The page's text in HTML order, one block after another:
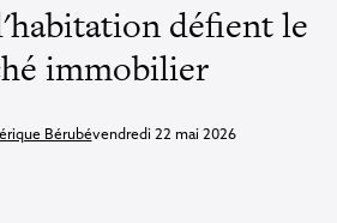
défient le
immobilier
Bérubévendredi 22 mai 2026